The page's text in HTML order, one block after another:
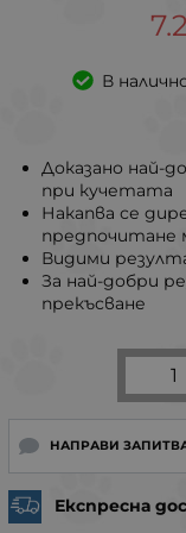
В
НАПРАВИ
Експресна
Доказано най-
при кучетата
Накапва се
предпочитане
Видими
За най-добри
прекъсване